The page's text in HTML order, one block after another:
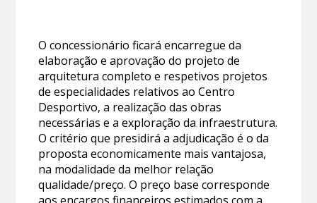
O concessionário ficará encarregue da
elaboração e aprovação do projeto de
arquitetura completo e respetivos projetos
de especialidades relativos ao Centro
Desportivo, a realização das obras
necessárias e a exploração da infraestrutura.
O critério que presidirá a adjudicação é o da
proposta economicamente mais vantajosa,
na modalidade da melhor relação
qualidade/preço. O preço base corresponde